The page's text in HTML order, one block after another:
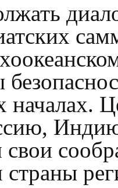
началах.
свои